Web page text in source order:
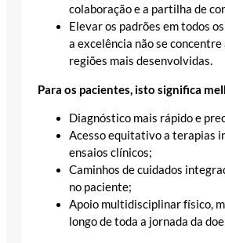
colaboração e a partilha de
Elevar os padrões em todos
a excelência não se concentre
regiões mais desenvolvidas.
Para os pacientes, isto significa
Diagnóstico mais rápido e
Acesso equitativo a terapias
ensaios clínicos;
Caminhos de cuidados
no paciente;
Apoio multidisciplinar físico,
longo de toda a jornada da